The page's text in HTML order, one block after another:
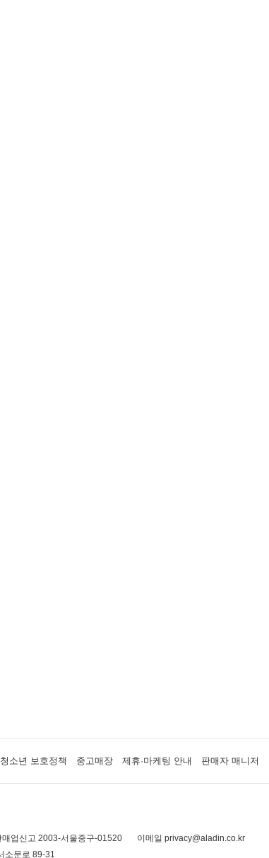
청소년 보호정책 중고매장 제휴·마케팅 안내 판매자 매니저
매업신고 2003-서울중구-01520
이메일 privacy@aladin.co.kr
소문로 89-31